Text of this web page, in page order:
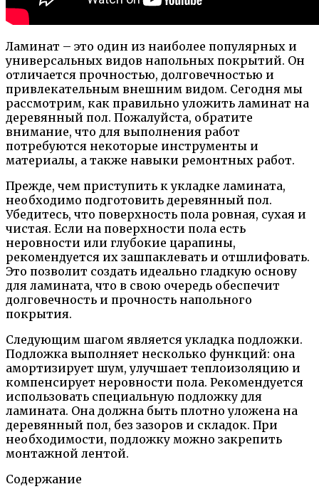
Ламинат – это один из наиболее популярных и
универсальных видов напольных покрытий. Он
отличается прочностью, долговечностью и
привлекательным внешним видом. Сегодня мы
рассмотрим, как правильно уложить ламинат на
деревянный пол. Пожалуйста, обратите
внимание, что для выполнения работ
потребуются некоторые инструменты и
материалы, а также навыки ремонтных работ.
Прежде, чем приступить к укладке ламината,
необходимо подготовить деревянный пол.
Убедитесь, что поверхность пола ровная, сухая и
чистая. Если на поверхности пола есть
неровности или глубокие царапины,
рекомендуется их зашпаклевать и отшлифовать.
Это позволит создать идеально гладкую основу
для ламината, что в свою очередь обеспечит
долговечность и прочность напольного
покрытия.
Следующим шагом является укладка подложки.
Подложка выполняет несколько функций: она
амортизирует шум, улучшает теплоизоляцию и
компенсирует неровности пола. Рекомендуется
использовать специальную подложку для
ламината. Она должна быть плотно уложена на
деревянный пол, без зазоров и складок. При
необходимости, подложку можно закрепить
монтажной лентой.
Содержание